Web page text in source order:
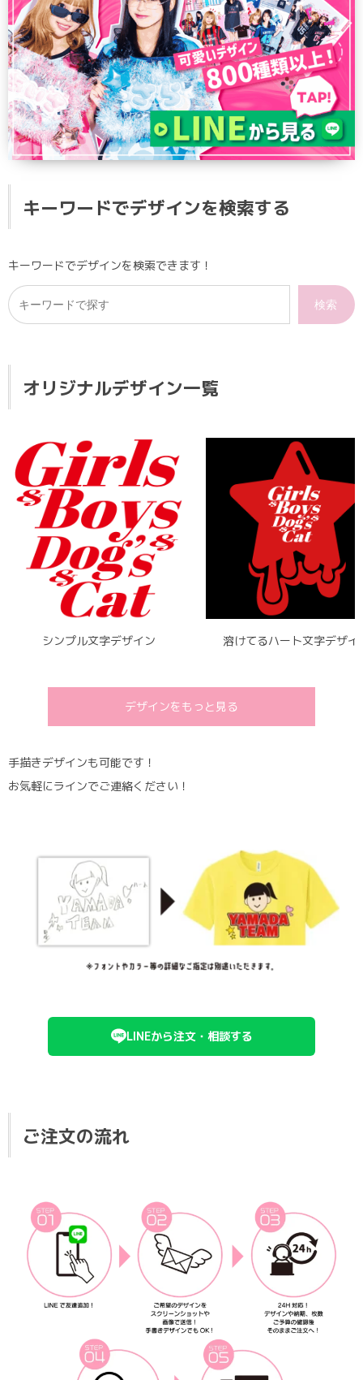
キーワードでデザインを検索する
キーワードでデザインを検索できます！
検索
オリジナルデザイン一覧
シンプル文字デザイン 溶けてるハート文字デザイ
デザインをもっと見る
手描きデザインも可能です！
お気軽にラインでご連絡ください！
LINEから注文・相談する
ご注文の流れ